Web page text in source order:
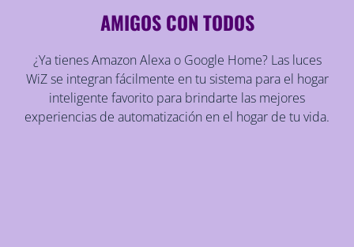
AMIGOS CON TODOS
¿Ya tienes Amazon Alexa o Google Home? Las luces
WiZ se integran fácilmente en tu sistema para el hogar
inteligente favorito para brindarte las mejores
experiencias de automatización en el hogar de tu vida.